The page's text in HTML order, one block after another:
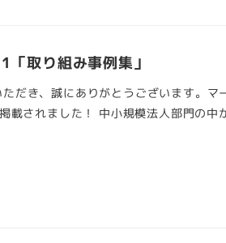
「取り組み事例集」
だき、誠にありがとうございます。
載されました！ 中小規模法人部門の